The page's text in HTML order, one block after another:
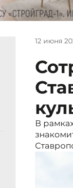
12 июня
В